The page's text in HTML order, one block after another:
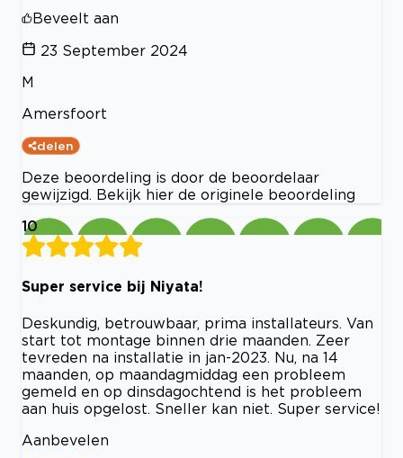
Beveelt aan
23 September 2024
M
Amersfoort
delen
Deze beoordeling is door de beoordelaar
gewijzigd. Bekijk hier de originele beoordeling
10
Super service bij Niyata!
Deskundig, betrouwbaar, prima installateurs. Van
start tot montage binnen drie maanden. Zeer
tevreden na installatie in jan-2023. Nu, na 14
maanden, op maandagmiddag een probleem
gemeld en op dinsdagochtend is het probleem
aan huis opgelost. Sneller kan niet. Super service!
Aanbevelen